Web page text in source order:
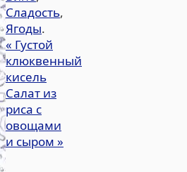
Сладость,
Ягоды.
« Густой
клюквенный
кисель
Салат из
риса с
овощами
и сыром »